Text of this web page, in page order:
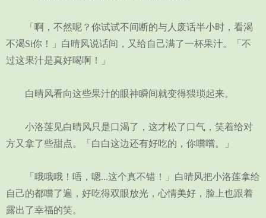
「啊，不然呢？你试试不间断的与人废话半小时，看渴
不渴Si你！」白晴风说话间，又给自己满了一杯果汁。「不
过这果汁是真好喝啊！」
白晴风看向这些果汁的眼神瞬间就变得猥琐起来。
小洛莲见白晴风只是口渴了，这才松了口气，笑着给对
方又拿了些甜点。「白白这边还有好吃的，你嚐嚐。」
「哦哦哦！唔，嗯...这个真不错！」白晴风把小洛莲拿给
自己的都嚐了遍，好吃得双眼放光，心情美好，脸上也跟着
露出了幸福的笑。